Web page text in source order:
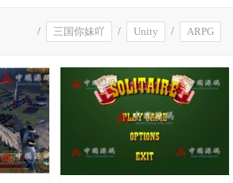
ARPG
/
Unity
/
三国你妹吖
/
三国你妹呀